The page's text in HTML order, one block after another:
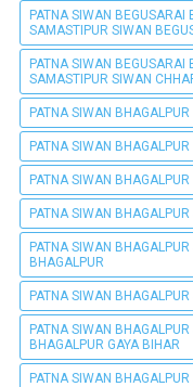
PATNA SIWAN
SAMASTIPUR SIWAN
PATNA SIWAN
SAMASTIPUR SIWAN
PATNA SIWAN
PATNA SIWAN
PATNA SIWAN
PATNA SIWAN
PATNA SIWAN
BHAGALPUR
PATNA SIWAN
PATNA SIWAN
BHAGALPUR GAYA BIHAR
PATNA SIWAN